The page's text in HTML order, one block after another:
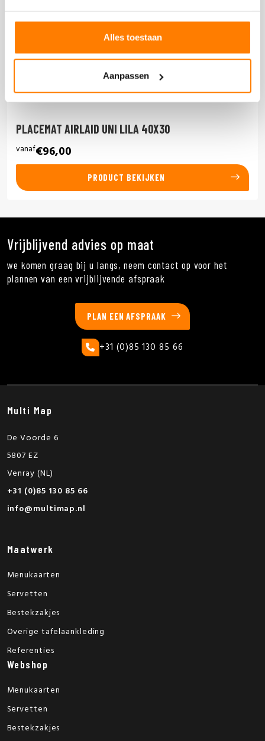
Alles toestaan
Aanpassen
PLACEMAT AIRLAID UNI LILA 40X30
vanaf€96,00
PRODUCT BEKIJKEN
Vrijblijvend advies op maat
we komen graag bij u langs, neem contact op voor het
plannen van een vrijblijvende afspraak
PLAN EEN AFSPRAAK
+31 (0)85 130 85 66
Multi Map
De Voorde 6
5807 EZ
Venray (NL)
+31 (0)85 130 85 66
info@multimap.nl
Maatwerk
Menukaarten
Servetten
Bestekzakjes
Overige tafelaankleding
Referenties
Webshop
Menukaarten
Servetten
Bestekzakjes